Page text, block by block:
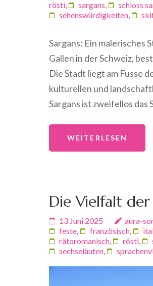
rösti, sargans, schloss
sehenswürdigkeiten,
Sargans: Ein malerisches
Gallen in der Schweiz,
Die Stadt liegt am Fusse
kulturellen und
Sargans ist zweifellos das
WEITERLESEN
Die Vielfalt
13 Juni 2025 aura-
feste, französisch,
rätoromanisch, rösti,
sechseläuten,